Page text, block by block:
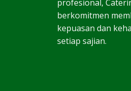
profesional,
berkomitmen
kepuasan dan
setiap sajian.